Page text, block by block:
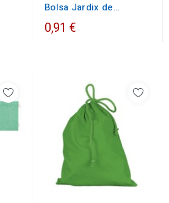
Bolsa Jardix de
algodón
0,91 €